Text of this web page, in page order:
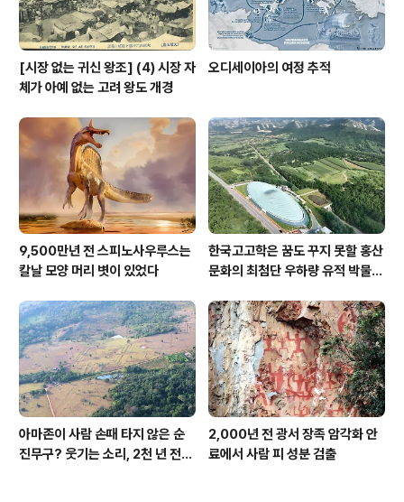
[시장 없는 귀신 왕조] (4) 시장 자
체가 아예 없는 고려 왕도 개경
오디세이아의 여정 추적
9,500만년 전 스피노사우루스는
칼날 모양 머리 볏이 있었다
한국고고학은 꿈도 꾸지 못할 홍산
문화의 최첨단 우하량 유적 박물관
아마존이 사람 손때 타지 않은 순
진무구? 웃기는 소리, 2천 년 전에
2,000년 전 광서 장족 암각화 안
료에서 사람 피 성분 검출